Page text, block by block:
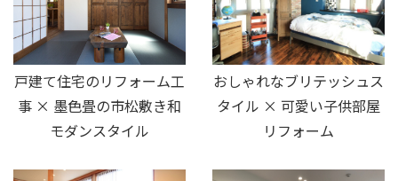
戸建て住宅のリフォーム工
事 × 墨色畳の市松敷き和
モダンスタイル
おしゃれなブリテッシュス
タイル × 可愛い子供部屋
リフォーム